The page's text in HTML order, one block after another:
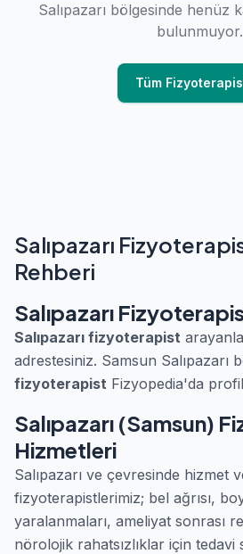
Salıpazarı bölgesinde henüz
bulunmuyor.
Tüm
Salıpazarı
Rehberi
Salıpazarı
Salıpazarı fizyoterapist
adrestesiniz. Samsun Salıpazarı
fizyoterapist Fizyopedia'da
Salıpazarı (Samsun)
Hizmetleri
Salıpazarı ve çevresinde hizmet
fizyoterapistlerimiz; bel ağrısı,
yaralanmaları, ameliyat sonrası
nörolojik rahatsızlıklar için tedavi